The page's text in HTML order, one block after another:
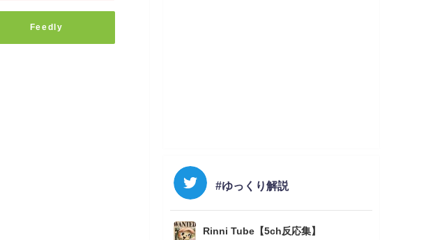
Feedly
#ゆっくり解説
Rinni Tube【5ch反応集】